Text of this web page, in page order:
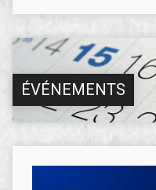
ÉVÉNEMENTS